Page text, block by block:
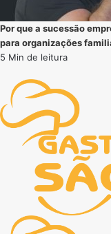
Por que a sucessão
para organizações
5 Min de leitura